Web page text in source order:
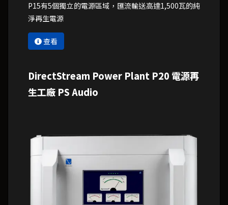
P15有5個獨立的電源區域，匯流輸送高達1,500瓦的純
淨再生電源
查看
DirectStream Power Plant P20 電源再
生工廠 PS Audio